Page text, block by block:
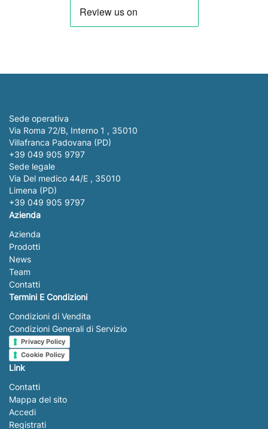
Sede operativa
Via Roma 72/B, Interno 1 , 35010
Villafranca Padovana (PD)
+39 049 905 9797
Sede legale
Via Del medico 44/E , 35010
Limena (PD)
+39 049 905 9797
Azienda
Azienda
Prodotti
News
Team
Contatti
Termini E Condizioni
Condizioni di Vendita
Condizioni Generali di Servizio
Privacy Policy
Cookie Policy
Link
Contatti
Mappa del sito
Accedi
Registrati